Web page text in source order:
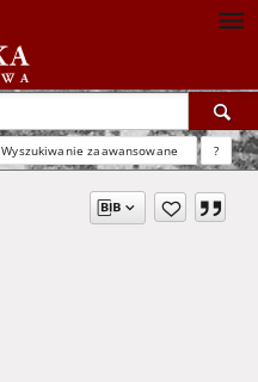
Wyszukiwanie zaawansowane ?